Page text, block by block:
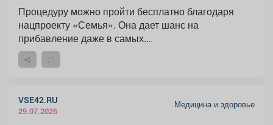
Процедуру можно пройти бесплатно благодаря
нацпроекту «Семья». Она дает шанс на
прибавление даже в самых...
VSE42.RU
29.07.2026
Медицина и здоровье